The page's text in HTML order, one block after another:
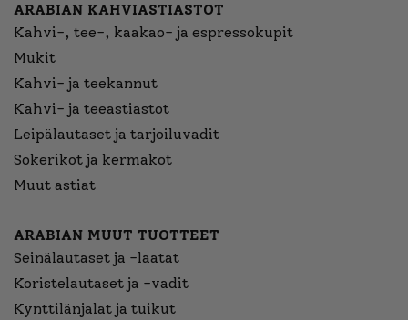
ARABIAN KAHVIASTIASTOT
Kahvi-, tee-, kaakao- ja espressokupit
Mukit
Kahvi- ja teekannut
Kahvi- ja teeastiastot
Leipälautaset ja tarjoiluvadit
Sokerikot ja kermakot
Muut astiat
ARABIAN MUUT TUOTTEET
Seinälautaset ja -laatat
Koristelautaset ja -vadit
Kynttilänjalat ja tuikut